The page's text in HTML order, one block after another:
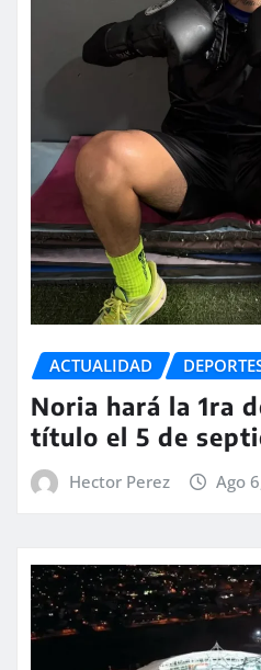
ACTUALIDAD
Noria hará la 1ra
título el 5 de
Hector Perez Ago